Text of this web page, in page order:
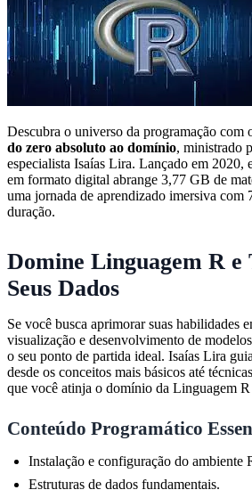
Descubra o universo da programação com
do zero absoluto ao domínio, ministrado
especialista Isaías Lira. Lançado em 2020,
em formato digital abrange 3,77 GB de
uma jornada de aprendizado imersiva com
duração.
Domine Linguagem R e
Seus Dados
Se você busca aprimorar suas habilidades
visualização e desenvolvimento de
o seu ponto de partida ideal. Isaías Lira
desde os conceitos mais básicos até
que você atinja o domínio da Linguagem
Conteúdo Programático
Instalação e configuração do ambiente
Estruturas de dados fundamentais.